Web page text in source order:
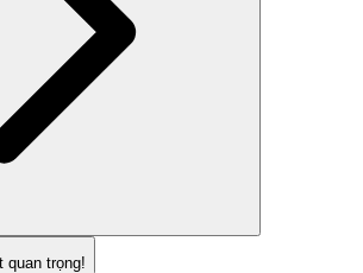
quan trọng!